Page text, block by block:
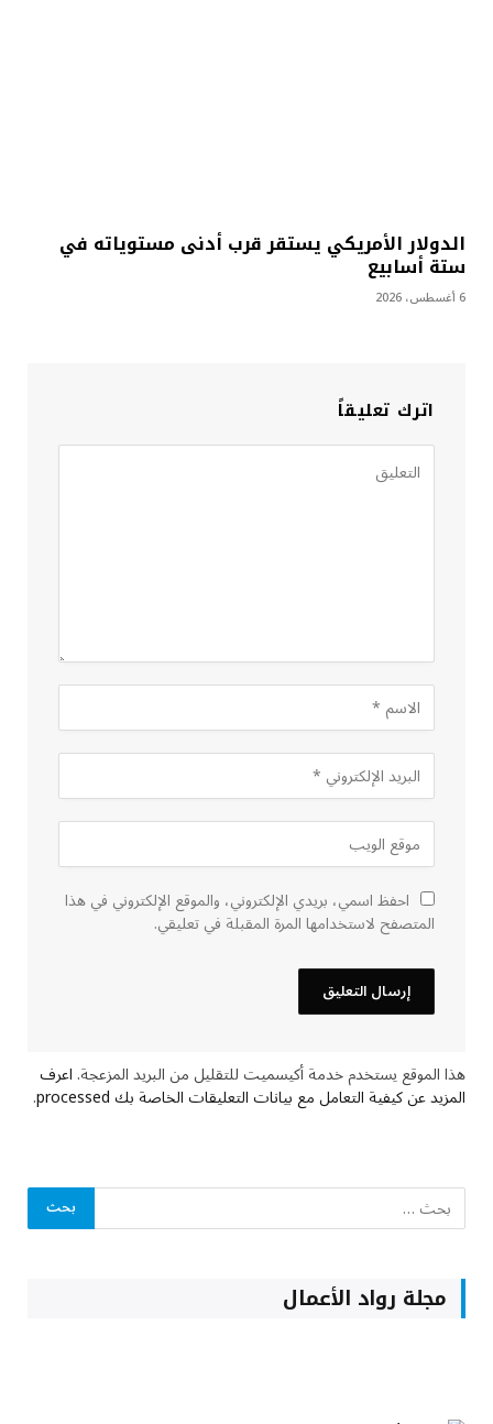
الدولار الأمريكي يستقر قرب أدنى مستوياته في
ستة أسابيع
6 أغسطس، 2026
اترك تعليقاً
احفظ اسمي، بريدي الإلكتروني، والموقع الإلكتروني في هذا
المتصفح لاستخدامها المرة المقبلة في تعليقي.
هذا الموقع يستخدم خدمة أكيسميت للتقليل من البريد المزعجة.اعرف
المزيد عن كيفية التعامل مع بيانات التعليقات الخاصة بك processed .
مجلة رواد الأعمال